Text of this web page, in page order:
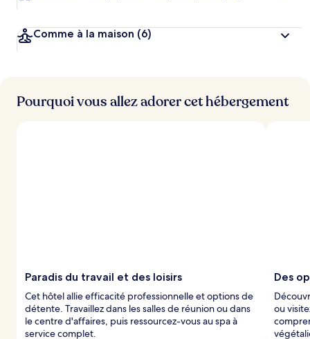
Comme à la maison (6)
Pourquoi vous allez adorer cet hébergement
Paradis du travail et des loisirs
Cet hôtel allie efficacité professionnelle et options de
détente. Travaillez dans les salles de réunion ou dans
le centre d'affaires, puis ressourcez-vous au spa à
service complet.
Des
ou